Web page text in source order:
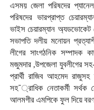
এসময় জেলা পরিষদের
পরিষদের ভারপ্রাপ্ত
ভাইস চেয়ারম্যান অ্যডভোকেট
সভাপতি দলীয় মনোয়ন
লীগের সাংগঠনিক সম্পাদক
মজুমদার ,উপজেলা যুবলীগের সহ-
প্রার্থী রাজিব আহমেদ
সহ¯্রাধিক নেতাকর্মী সর্থক
আলমগীর এমপিকে ফুল দিয়ে